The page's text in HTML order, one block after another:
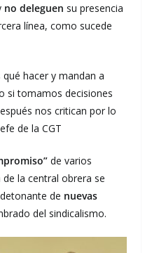
no deleguen su presencia
línea, como sucede
hacer y mandan a
si tomamos decisiones
nos critican por lo
de la CGT
de varios
la central obrera se
de nuevas
del sindicalismo.